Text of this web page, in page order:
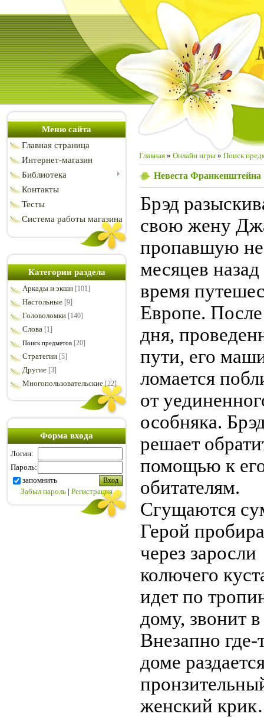
Меню сайта
Главная страница
Интернет-магазин
Библиотека
Контакты
Тесты
Система работы магазина
Категории раздела
Аркады и экшн [101]
Настольные [9]
Головоломки [140]
Слова [1]
Поиск предметов [20]
Стратегии [5]
Другие [3]
Многопользовательские [22]
Форма входа
Логин:
Пароль:
запомнить
Забыл пароль | Регистрация
Главная » Онлайн игры » Поиск
Невеста Франкенштейна
Брэд
свою жену
пропавшую
месяцев назад
время
Европе.
дня,
пути, его
ломается
от
особняка.
решает
помощью к
обитателям.
Сгущаются
Герой
через заросли
колючего
идет по
дому, звонит
Внезапно где-
доме
женский